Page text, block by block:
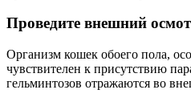
Проведите внешний
Организм кошек обоего пола,
чувствителен к присутствию
гельминтозов отражаются во